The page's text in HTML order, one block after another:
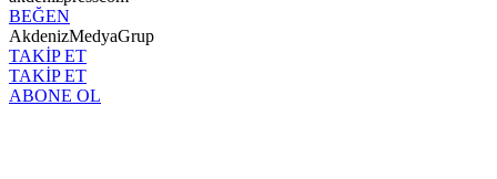
BEĞEN
AkdenizMedyaGrup
TAKİP ET
TAKİP ET
ABONE OL